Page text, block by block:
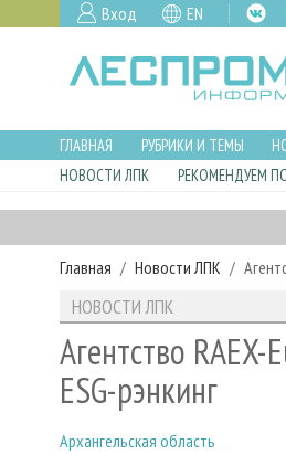
Вход EN
ГЛАВНАЯ РУБРИКИ И ТЕМЫ
НОВОСТИ ЛПК
РЕКОМЕНДУЕМ
Главная Новости ЛПК
НОВОСТИ ЛПК
Агентство
ESG-рэнкинг
Архангельская область